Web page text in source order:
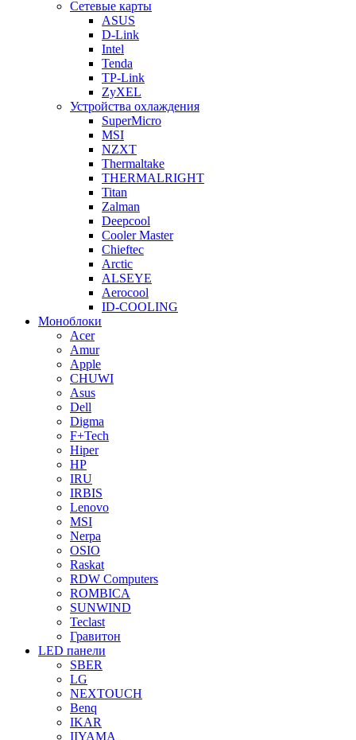
Сетевые карты
ASUS
D-Link
Intel
Tenda
TP-Link
ZyXEL
Устройства охлаждения
SuperMicro
MSI
NZXT
Thermaltake
THERMALRIGHT
Titan
Zalman
Deepcool
Cooler Master
Chieftec
Arctic
ALSEYE
Aerocool
ID-COOLING
Моноблоки
Acer
Amur
Apple
CHUWI
Asus
Dell
Digma
F+Tech
Hiper
HP
IRU
IRBIS
Lenovo
MSI
Nerpa
OSIO
Raskat
RDW Computers
ROMBICA
SUNWIND
Teclast
Гравитон
LED панели
SBER
LG
NEXTOUCH
Benq
IKAR
IIYAMA